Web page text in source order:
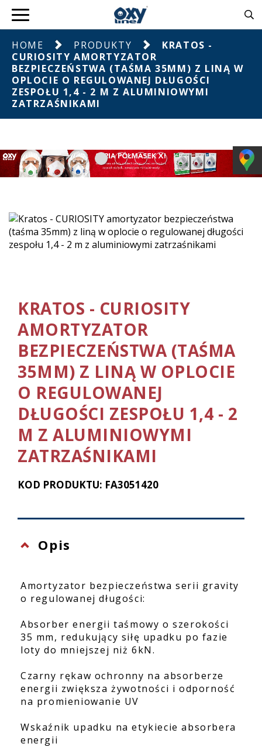
HOME PRODUKTY
KRATOS -
CURIOSITY AMORTYZATOR
BEZPIECZEŃSTWA (TAŚMA 35MM) Z LINĄ W
OPLOCIE O REGULOWANEJ DŁUGOŚCI
ZESPOŁU 1,4 - 2 M Z ALUMINIOWYMI
ZATRZAŚNIKAMI
KRATOS - CURIOSITY
AMORTYZATOR
BEZPIECZEŃSTWA (TAŚMA
35MM) Z LINĄ W OPLOCIE
O REGULOWANEJ
DŁUGOŚCI ZESPOŁU 1,4 - 2
M Z ALUMINIOWYMI
ZATRZAŚNIKAMI
KOD PRODUKTU: FA3051420
Opis
Amortyzator bezpieczeństwa serii gravity
o regulowanej długości:
Absorber energii taśmowy o szerokości
35 mm, redukujący siłę upadku po fazie
loty do mniejszej niż 6kN.
Czarny rękaw ochronny na absorberze
energii zwiększa żywotności i odporność
na promieniowanie UV
Wskaźnik upadku na etykiecie absorbera
energii